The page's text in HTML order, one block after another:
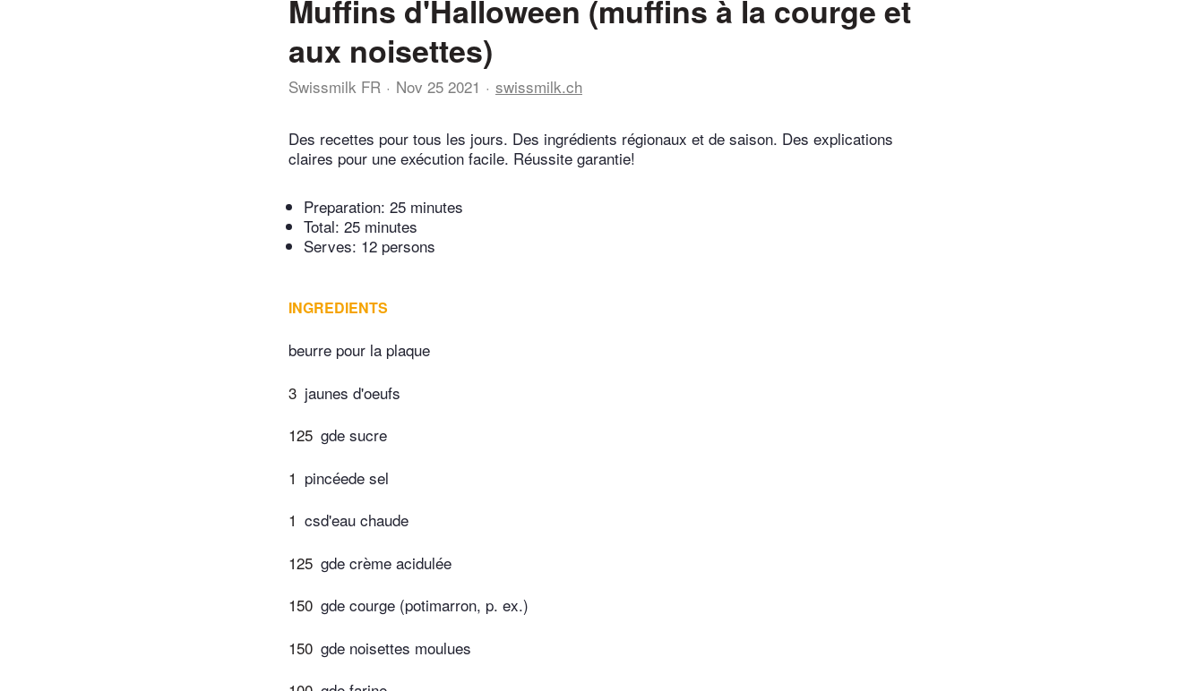
Muffins d'Halloween (muffins à la courge et
aux noisettes)
Swissmilk FR Nov 25 2021 swissmilk.ch
Des recettes pour tous les jours. Des ingrédients régionaux et de saison. Des explications
claires pour une exécution facile. Réussite garantie!
Preparation: 25 minutes
Total: 25 minutes
Serves: 12 persons
INGREDIENTS
beurre pour la plaque
3 jaunes d'oeufs
125 gde sucre
1 pincéede sel
1 csd'eau chaude
125 gde crème acidulée
150 gde courge (potimarron, p. ex.)
150 gde noisettes moulues